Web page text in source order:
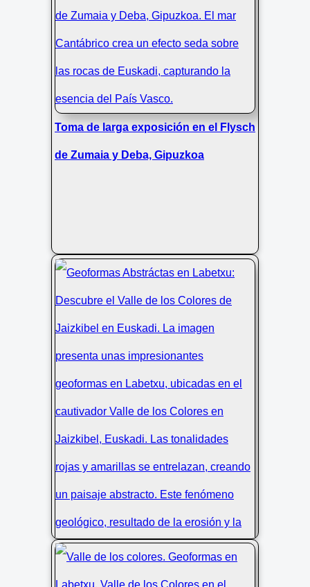
Estratos y rocas emergentes en el
Flysch Zumaia
Toma de larga exposición en el Flysch
de Zumaia y Deba, Gipuzkoa